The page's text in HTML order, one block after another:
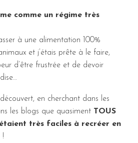
comme un régime très
à une alimentation 100%
et j’étais prête à le faire,
d’être frustrée et de devoir
en cherchant dans les
les blogs que quasiment TOUS
très faciles à recréer en
!